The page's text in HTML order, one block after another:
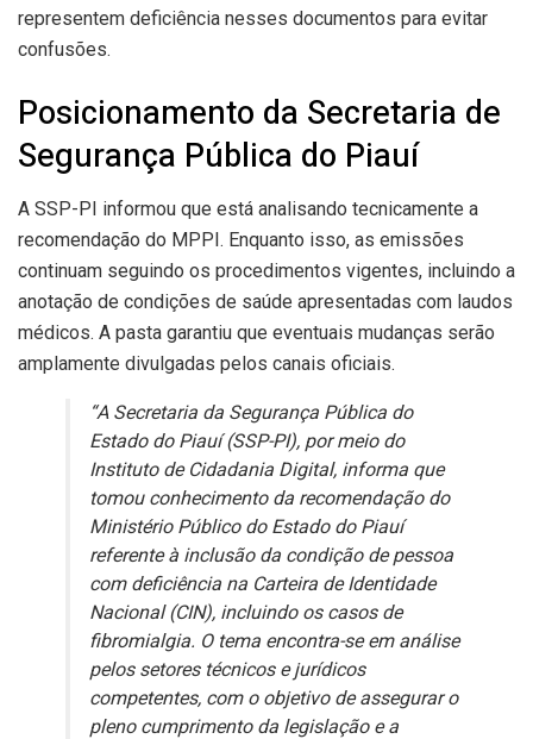
representem deficiência nesses documentos para evitar
confusões.
Posicionamento da Secretaria de
Segurança Pública do Piauí
A SSP-PI informou que está analisando tecnicamente a
recomendação do MPPI. Enquanto isso, as emissões
continuam seguindo os procedimentos vigentes, incluindo a
anotação de condições de saúde apresentadas com laudos
médicos. A pasta garantiu que eventuais mudanças serão
amplamente divulgadas pelos canais oficiais.
“A Secretaria da Segurança Pública do
Estado do Piauí (SSP-PI), por meio do
Instituto de Cidadania Digital, informa que
tomou conhecimento da recomendação do
Ministério Público do Estado do Piauí
referente à inclusão da condição de pessoa
com deficiência na Carteira de Identidade
Nacional (CIN), incluindo os casos de
fibromialgia. O tema encontra-se em análise
pelos setores técnicos e jurídicos
competentes, com o objetivo de assegurar o
pleno cumprimento da legislação e a